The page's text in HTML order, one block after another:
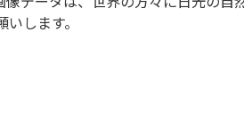
します。